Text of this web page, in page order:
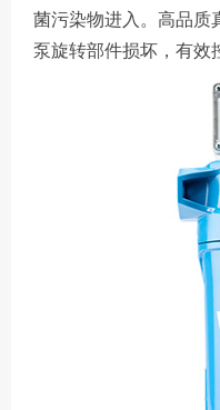
菌污染物进入。高品质
泵旋转部件损坏，有效